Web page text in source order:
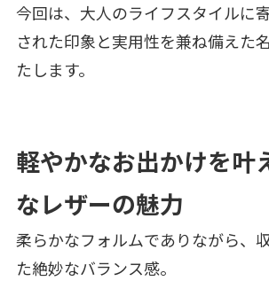
今回は、大人のライフスタイルに
された印象と実用性を兼ね備えた
たします。
軽やかなお出かけを叶
なレザーの魅力
柔らかなフォルムでありながら、
た絶妙なバランス感。